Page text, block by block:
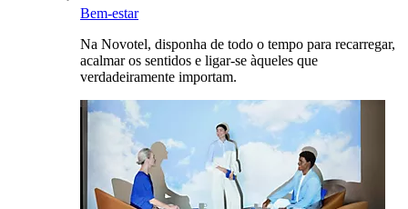
Bem-estar
Na Novotel, disponha de todo o tempo para recarregar,
acalmar os sentidos e ligar-se àqueles que
verdadeiramente importam.